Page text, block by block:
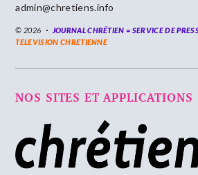
admin@chretiens.info
© 2026 JOURNAL CHRÉTIEN = SERVICE DE
TELEVISION CHRETIENNE
NOS SITES ET APPLICATIONS